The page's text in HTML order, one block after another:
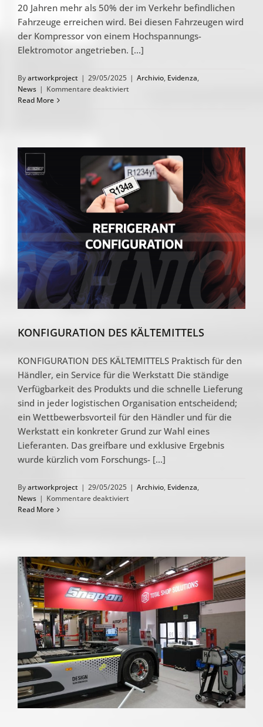
20 Jahren mehr als 50% der im Verkehr befindlichen
Fahrzeuge erreichen wird. Bei diesen Fahrzeugen wird
der Kompressor von einem Hochspannungs-
Elektromotor angetrieben. [...]
Byartworkproject | 29/05/2025 | Archivio, Evidenza,
News | Kommentare deaktiviert
Read More
KONFIGURATION DES KÄLTEMITTELS
KONFIGURATION DES KÄLTEMITTELS Praktisch für den
Händler, ein Service für die Werkstatt Die ständige
Verfügbarkeit des Produkts und die schnelle Lieferung
sind in jeder logistischen Organisation entscheidend;
ein Wettbewerbsvorteil für den Händler und für die
Werkstatt ein konkreter Grund zur Wahl eines
Lieferanten. Das greifbare und exklusive Ergebnis
wurde kürzlich vom Forschungs- [...]
Byartworkproject | 29/05/2025 | Archivio, Evidenza,
News | Kommentare deaktiviert
Read More